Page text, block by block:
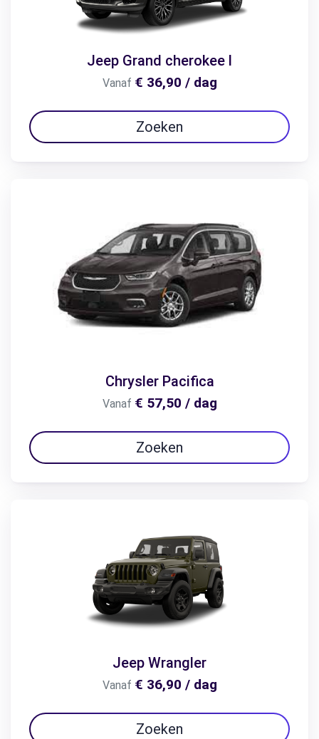
Jeep Grand cherokee l
Vanaf € 36,90 / dag
Zoeken
Chrysler Pacifica
Vanaf € 57,50 / dag
Zoeken
Jeep Wrangler
Vanaf € 36,90 / dag
Zoeken